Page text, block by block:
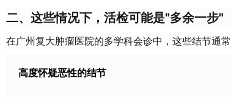
​二、这些情况下，活检可能是"多余一步"​
在广州复大肿瘤医院的多学科会诊中，这些结节通
​高度怀疑恶性的结节​